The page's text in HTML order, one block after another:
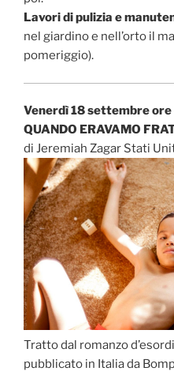
Lavori di pulizia e
nel giardino e nell’orto il
pomeriggio).
Venerdì 18 settembre
QUANDO ERAVAMO
di Jeremiah Zagar Stati
Tratto dal romanzo
pubblicato in Italia da